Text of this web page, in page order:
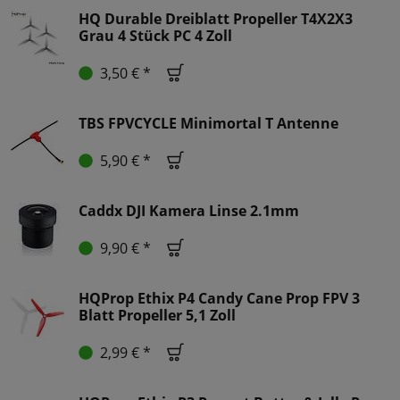
HQ Durable Dreiblatt Propeller T4X2X3
Grau 4 Stück PC 4 Zoll
3,50 € *
TBS FPVCYCLE Minimortal T Antenne
5,90 € *
Caddx DJI Kamera Linse 2.1mm
9,90 € *
HQProp Ethix P4 Candy Cane Prop FPV 3
Blatt Propeller 5,1 Zoll
2,99 € *